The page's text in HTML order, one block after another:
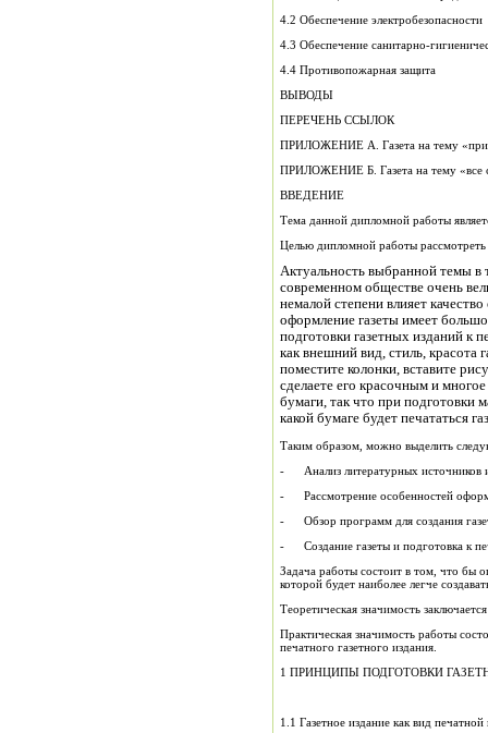
4.2 Обеспечение электробезопасности
4.3 Обеспечение санитарно-
4.4 Противопожарная защита
ВЫВОДЫ
ПЕРЕЧЕНЬ ССЫЛОК
ПРИЛОЖЕНИЕ А. Газета на тему
ПРИЛОЖЕНИЕ Б. Газета на тему «все
ВВЕДЕНИЕ
Тема данной дипломной работы
Целью дипломной работы рассмотреть
Актуальность выбранной темы в
современном обществе очень
немалой степени влияет
оформление газеты имеет
подготовки газетных изданий к
как внешний вид, стиль, красота
поместите колонки, вставите
сделаете его красочным и
бумаги, так что при подготовки
какой бумаге будет печататься
Таким образом, можно выделить
- Анализ литературных источников
- Рассмотрение особенностей
- Обзор программ для создания
- Создание газеты и подготовка к
Задача работы состоит в том, что бы
которой будет наиболее легче
Теоретическая значимость
Практическая значимость работы
печатного газетного издания.
1 ПРИНЦИПЫ ПОДГОТОВКИ
1.1 Газетное издание как вид